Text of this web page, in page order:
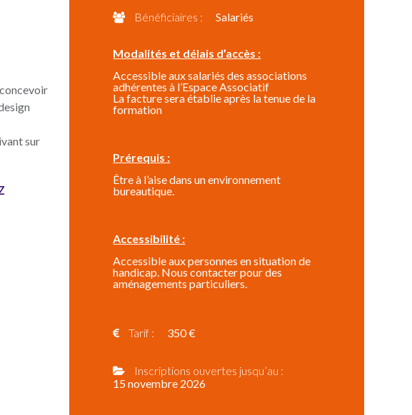
sur
Bénéficiaires : Salariés
Modalités et délais d’accès :
Accessible aux salariés des associations
adhérentes à l’Espace Associatif
La facture sera établie après la tenue de la
formation
Prérequis :
Être à l’aise dans un environnement
bureautique.
Accessibilité :
Accessible aux personnes en situation de
handicap. Nous contacter pour des
aménagements particuliers.
Tarif : 350 €
Inscriptions ouvertes jusqu’au :
15 novembre 2026